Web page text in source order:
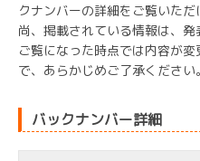
クナンバーの詳細をご覧いただ
尚、掲載されている情報は、発
ご覧になった時点では内容が
で、あらかじめご了承ください。
バックナンバー詳細